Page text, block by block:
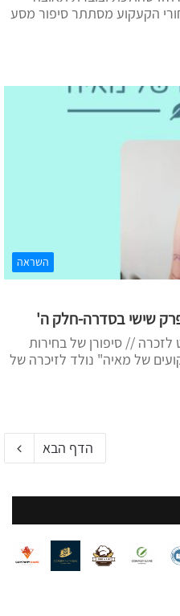
הקעקוע מסתתר סיפור מסע
השראה
שישי בסדרה-חלק ה'
// סיפורן של בחירות
של מאיה" נולד לזיכרה של
הדף הבא